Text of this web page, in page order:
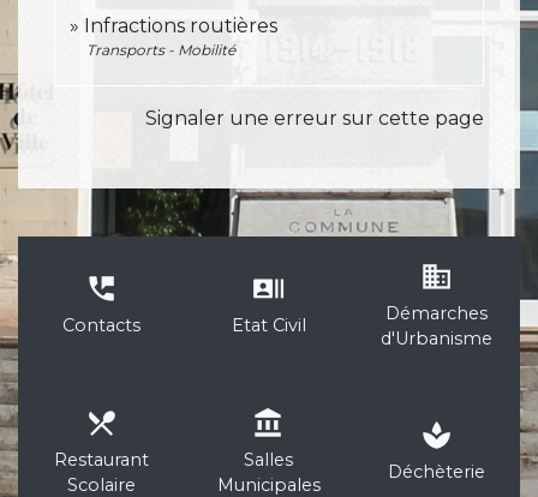
Infractions routières
Transports - Mobilité
Signaler une erreur sur cette page
perm_phone_msg
Contacts
recent_actors
Etat Civil
business
Démarches
d'Urbanisme
local_dining
Restaurant
Scolaire
account_balance
Salles
Municipales
spa
Déchèterie